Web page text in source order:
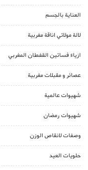
العناية بالجسم
لالة مولاتي اناقة مغربية
ازياء فساتين القفطان المغربي
عصائر و مقبلات مغربية
شهيوات عالمية
شهيوات رمضان
وصفات لانقاص الوزن
حلويات العيد